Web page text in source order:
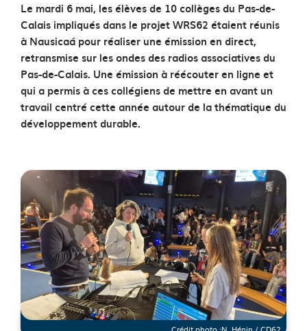
Le mardi 6 mai, les élèves de 10 collèges du Pas-de-
Calais impliqués dans le projet WRS62 étaient réunis
à Nausicaá pour réaliser une émission en direct,
retransmise sur les ondes des radios associatives du
Pas-de-Calais. Une émission à réécouter en ligne et
qui a permis à ces collégiens de mettre en avant un
travail centré cette année autour de la thématique du
développement durable.